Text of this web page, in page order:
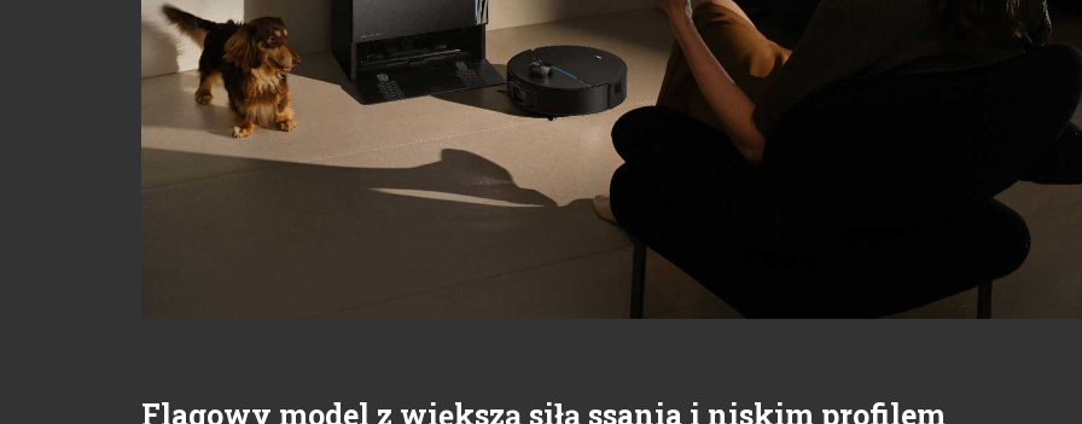
Flagowy model z większą siłą ssania i niskim profilem